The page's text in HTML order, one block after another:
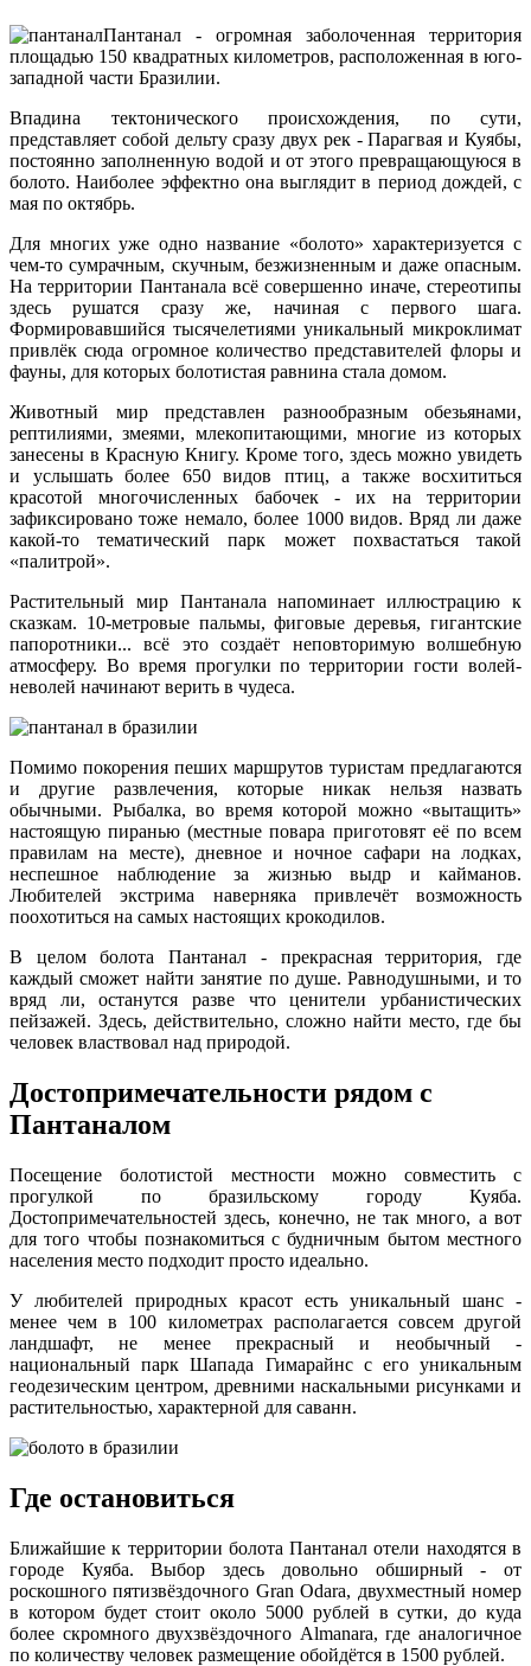
Пантанал - огромная заболоченная территория
площадью 150 квадратных километров, расположенная в юго-
западной части Бразилии.
Впадина тектонического происхождения, по сути,
представляет собой дельту сразу двух рек - Парагвая и Куябы,
постоянно заполненную водой и от этого превращающуюся в
болото. Наиболее эффектно она выглядит в период дождей, с
мая по октябрь.
Для многих уже одно название «болото» характеризуется с
чем-то сумрачным, скучным, безжизненным и даже опасным.
На территории Пантанала всё совершенно иначе, стереотипы
здесь рушатся сразу же, начиная с первого шага.
Формировавшийся тысячелетиями уникальный микроклимат
привлёк сюда огромное количество представителей флоры и
фауны, для которых болотистая равнина стала домом.
Животный мир представлен разнообразным обезьянами,
рептилиями, змеями, млекопитающими, многие из которых
занесены в Красную Книгу. Кроме того, здесь можно увидеть
и услышать более 650 видов птиц, а также восхититься
красотой многочисленных бабочек - их на территории
зафиксировано тоже немало, более 1000 видов. Вряд ли даже
какой-то тематический парк может похвастаться такой
«палитрой».
Растительный мир Пантанала напоминает иллюстрацию к
сказкам. 10-метровые пальмы, фиговые деревья, гигантские
папоротники... всё это создаёт неповторимую волшебную
атмосферу. Во время прогулки по территории гости волей-
неволей начинают верить в чудеса.
Помимо покорения пеших маршрутов туристам предлагаются
и другие развлечения, которые никак нельзя назвать
обычными. Рыбалка, во время которой можно «вытащить»
настоящую пиранью (местные повара приготовят её по всем
правилам на месте), дневное и ночное сафари на лодках,
неспешное наблюдение за жизнью выдр и кайманов.
Любителей экстрима наверняка привлечёт возможность
поохотиться на самых настоящих крокодилов.
В целом болота Пантанал - прекрасная территория, где
каждый сможет найти занятие по душе. Равнодушными, и то
вряд ли, останутся разве что ценители урбанистических
пейзажей. Здесь, действительно, сложно найти место, где бы
человек властвовал над природой.
Достопримечательности рядом с
Пантаналом
Посещение болотистой местности можно совместить с
прогулкой по бразильскому городу Куяба.
Достопримечательностей здесь, конечно, не так много, а вот
для того чтобы познакомиться с будничным бытом местного
населения место подходит просто идеально.
У любителей природных красот есть уникальный шанс -
менее чем в 100 километрах располагается совсем другой
ландшафт, не менее прекрасный и необычный -
национальный парк Шапада Гимарайнс с его уникальным
геодезическим центром, древними наскальными рисунками и
растительностью, характерной для саванн.
Где остановиться
Ближайшие к территории болота Пантанал отели находятся в
городе Куяба. Выбор здесь довольно обширный - от
роскошного пятизвёздочного Gran Odara, двухместный номер
в котором будет стоит около 5000 рублей в сутки, до куда
более скромного двухзвёздочного Almanara, где аналогичное
по количеству человек размещение обойдётся в 1500 рублей.